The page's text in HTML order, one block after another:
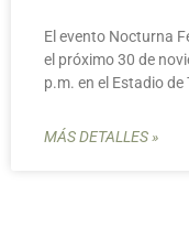
El evento Nocturna
el próximo 30 de
p.m. en el Estadio
MÁS DETALLES »